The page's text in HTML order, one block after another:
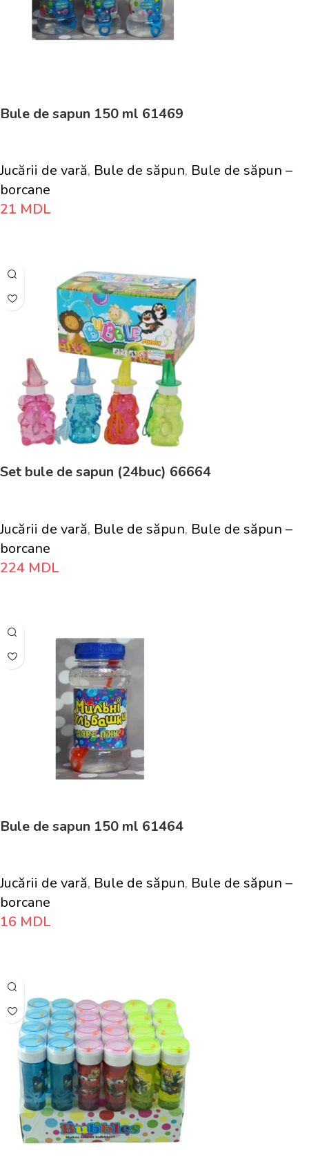
Bule de sapun 150 ml 61469
Jucării de vară, Bule de săpun, Bule de săpun –
borcane
21 MDL
Set bule de sapun (24buc) 66664
Jucării de vară, Bule de săpun, Bule de săpun –
borcane
224 MDL
Bule de sapun 150 ml 61464
Jucării de vară, Bule de săpun, Bule de săpun –
borcane
16 MDL